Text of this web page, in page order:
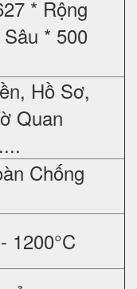
* Rộng
* 500
Hồ Sơ,
Quan
Chống
1200°C